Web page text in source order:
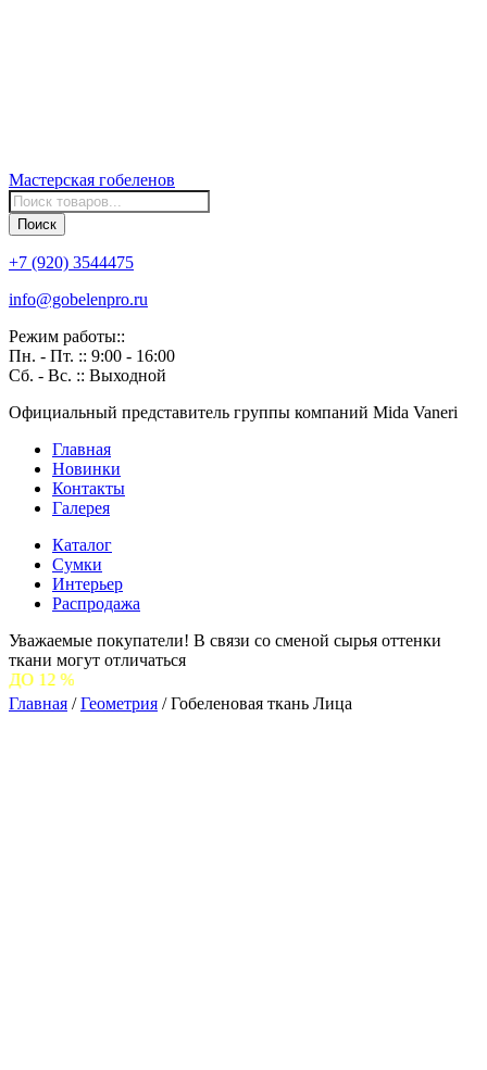
Мастерская гобеленов
Поиск
товаров
Поиск
+7 (920) 3544475
info@gobelenpro.ru
Режим работы::
Пн. - Пт. :: 9:00 - 16:00
Сб. - Вс. :: Выходной
Официальный представитель группы компаний Mida Vaneri
Главная
Новинки
Контакты
Галерея
Каталог
Сумки
Интерьер
Распродажа
Уважаемые покупатели! В связи со сменой сырья оттенки
ткани могут отличаться
Главная /Геометрия /Гобеленовая ткань Лица